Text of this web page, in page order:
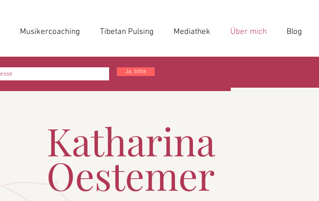
Musikercoaching Tibetan Pulsing Mediathek Über mich Blog
Ja, bitte
Katharina
Oestemer